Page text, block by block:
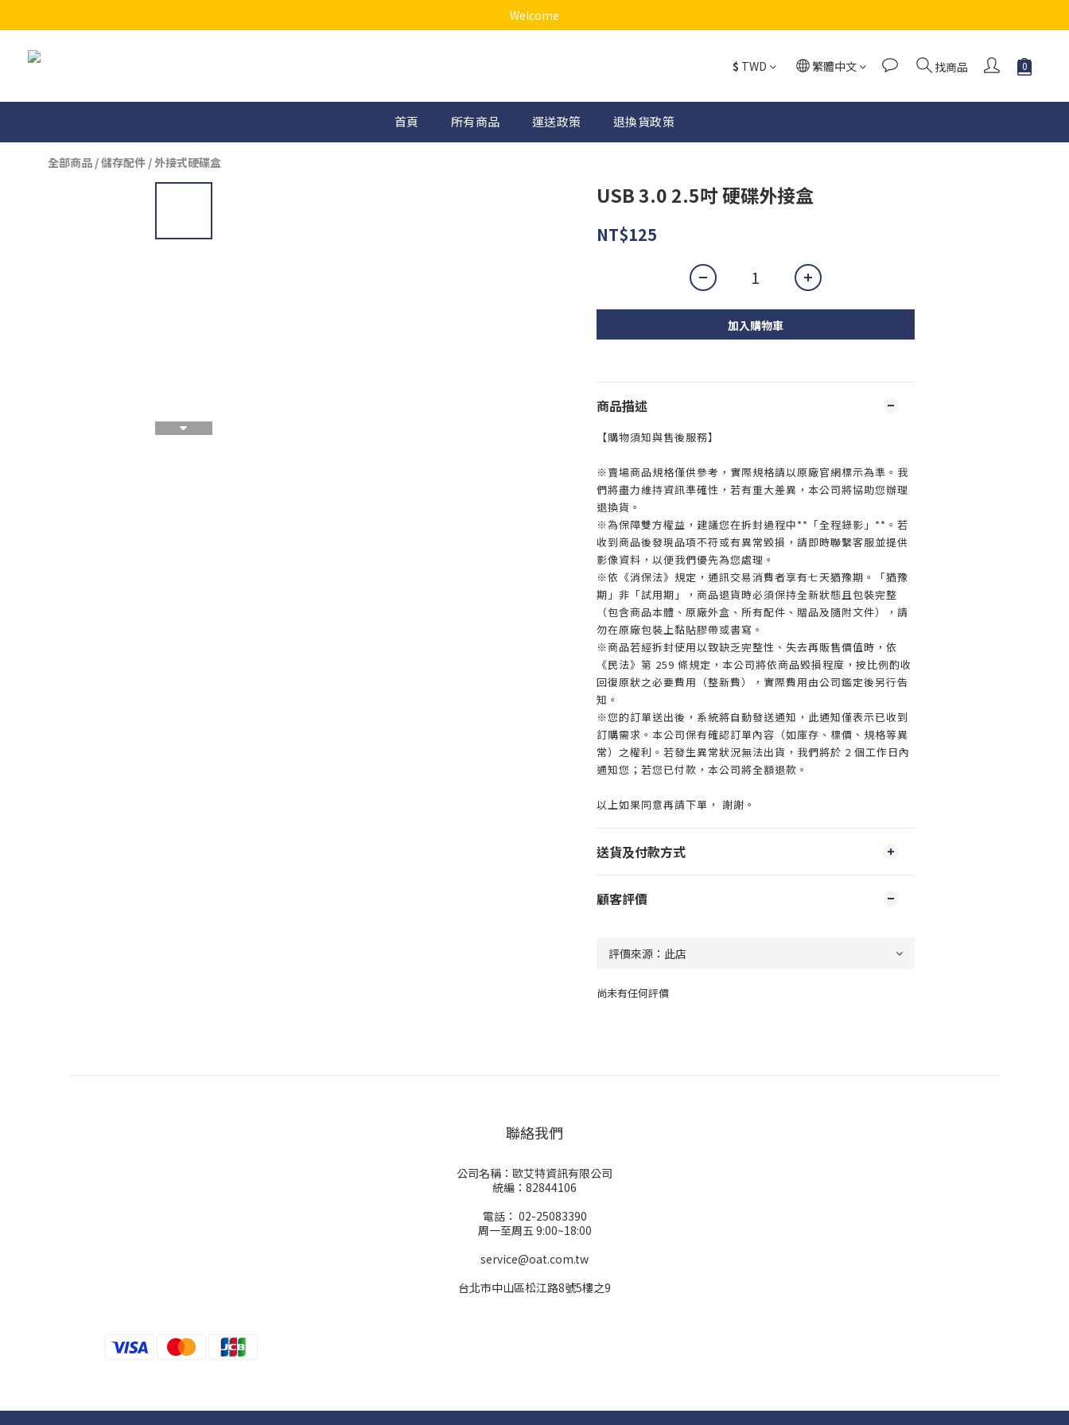
Welcome
$ TWD 繁體中文 找商品
首頁 所有商品 運送政策 退換貨政策
全部商品 /儲存配件 / 外接式硬碟盒
USB 3.0 2.5吋 硬碟外接盒
NT$125
加入購物車
商品描述
【購物須知與售後服務】
※賣場商品規格僅供參考，實際規格請以原廠官網標示為準。我
們將盡力維持資訊準確性，若有重大差異，本公司將協助您辦理
退換貨。
※為保障雙方權益，建議您在拆封過程中**「全程錄影」**。若
收到商品後發現品項不符或有異常毀損，請即時聯繫客服並提供
影像資料，以便我們優先為您處理。
※依《消保法》規定，通訊交易消費者享有七天猶豫期。「猶豫
期」非「試用期」，商品退貨時必須保持全新狀態且包裝完整
（包含商品本體、原廠外盒、所有配件、贈品及隨附文件），請
勿在原廠包裝上黏貼膠帶或書寫。
※商品若經拆封使用以致缺乏完整性、失去再販售價值時，依
《民法》第 259 條規定，本公司將依商品毀損程度，按比例酌收
回復原狀之必要費用（整新費），實際費用由公司鑑定後另行告
知。
※您的訂單送出後，系統將自動發送通知，此通知僅表示已收到
訂購需求。本公司保有確認訂單內容（如庫存、標價、規格等異
常）之權利。若發生異常狀況無法出貨，我們將於 2 個工作日內
通知您；若您已付款，本公司將全額退款。
以上如果同意再請下單， 謝謝。
送貨及付款方式
顧客評價
尚未有任何評價
聯絡我們
公司名稱：歐艾特資訊有限公司
統編：82844106
電話： 02-25083390
周一至周五 9:00~18:00
service@oat.com.tw
台北市中山區松江路8號5樓之9